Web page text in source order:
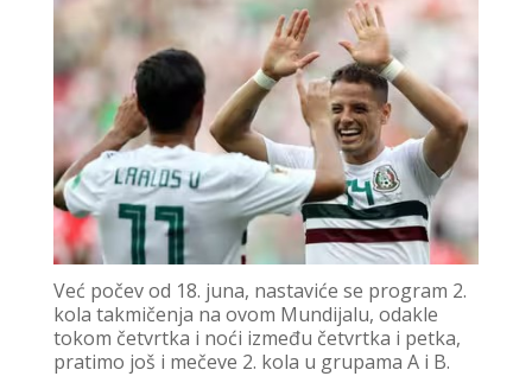
Već počev od 18. juna, nastaviće se program 2.
kola takmičenja na ovom Mundijalu, odakle
tokom četvrtka i noći između četvrtka i petka,
pratimo još i mečeve 2. kola u grupama A i B.